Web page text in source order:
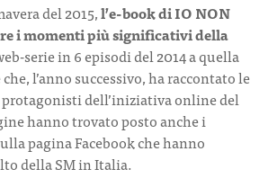
del 2015,l’e-book di IO NON
i momenti più significativi della
serie in 6 episodi del 2014 a quella
l’anno successivo, ha raccontato le
dell’iniziativa online del
hanno trovato posto anche i
pagina Facebook che hanno
della SM in Italia.